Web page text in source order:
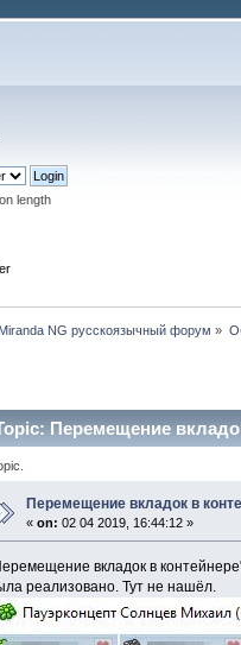
length
Miranda NG русскоязычный форум »
Перемещение
Перемещение вкладок в
« on: 02 04 2019, 16:44:12 »
вкладок в
реализовано. Тут не нашёл.